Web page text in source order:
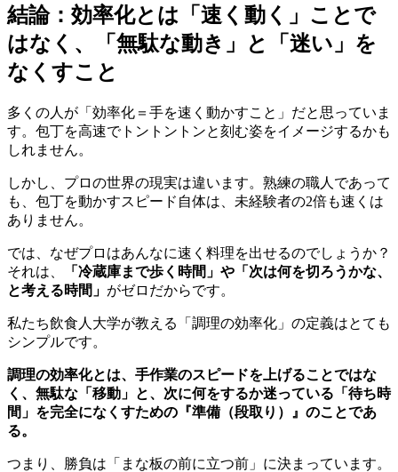
結論：効率化とは「速く動く」ことで
はなく、「無駄な動き」と「迷い」を
なくすこと
多くの人が「効率化＝手を速く動かすこと」だと思っていま
す。包丁を高速でトントントンと刻む姿をイメージするかも
しれません。
しかし、プロの世界の現実は違います。熟練の職人であって
も、包丁を動かすスピード自体は、未経験者の2倍も速くは
ありません。
では、なぜプロはあんなに速く料理を出せるのでしょうか？
それは、
「冷蔵庫まで歩く時間」や「次は何を切ろうかな、
と考える時間」 がゼロだからです。
私たち飲食人大学が教える「調理の効率化」の定義はとても
シンプルです。
調理の効率化とは、手作業のスピードを上げることではな
く、無駄な「移動」と、次に何をするか迷っている「待ち時
間」を完全になくすための『準備（段取り）』のことであ
る。
つまり、勝負は「まな板の前に立つ前」に決まっています。